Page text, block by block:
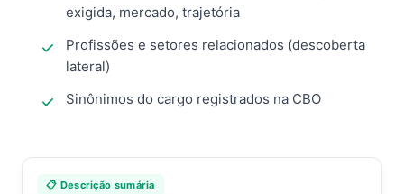
exigida, mercado, trajetória
Profissões e setores relacionados (descoberta
lateral)
Sinônimos do cargo registrados na CBO
📋 Descrição sumária